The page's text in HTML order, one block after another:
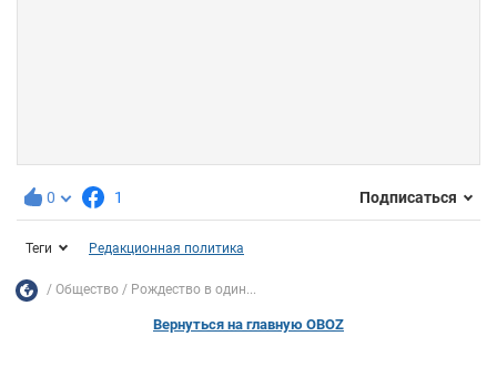
0 1 Подписаться
Теги Редакционная политика
Общество Рождество в один...
Вернуться на главную OBOZ